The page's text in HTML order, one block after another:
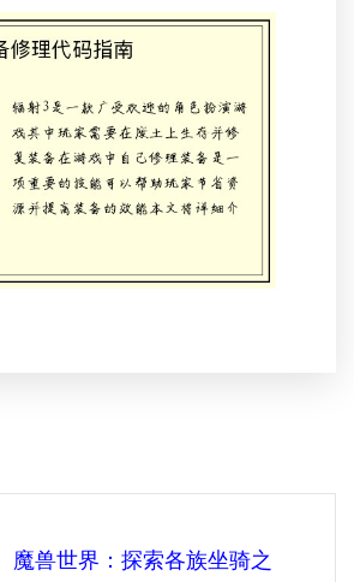
魔兽世界：探索各族坐骑之